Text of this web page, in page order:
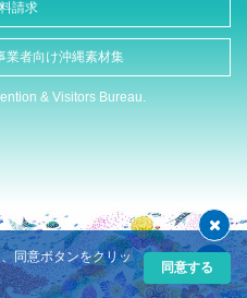
請求
業者向け沖縄素材集
& Visitors Bureau.
同意ボタンをクリッ
同意する